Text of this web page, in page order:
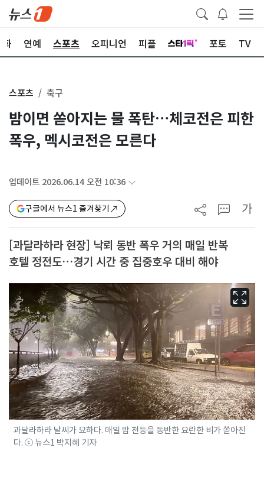
화 연예 스포츠 오피니언 피플 포토 TV
스포츠 축구
밤이면 쏟아지는 물 폭탄…체코전은 피한
폭우, 멕시코전은 모른다
업데이트 2026.06.14 오전 10:36
구글에서 뉴스1 즐겨찾기 가
[과달라하라 현장] 낙뢰 동반 폭우 거의 매일 반복
호텔 정전도…경기 시간 중 집중호우 대비 해야
과달라하라 날씨가 묘하다. 매일 밤 천둥을 동반한 요란한 비가 쏟아진
다. ⓒ 뉴스1 박지혜 기자